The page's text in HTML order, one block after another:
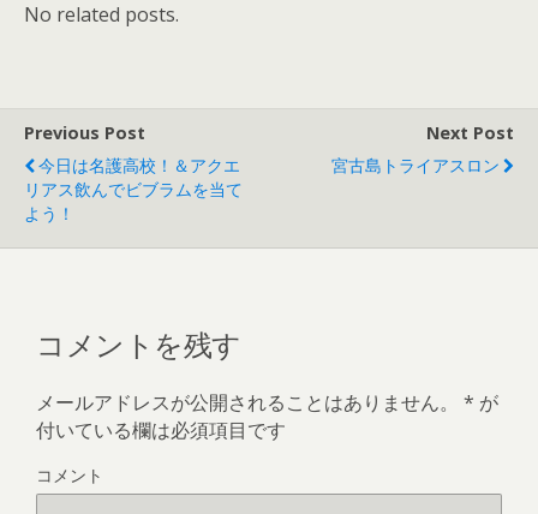
No related posts.
Previous Post
今日は名護高校！＆アクエ
リアス飲んでビブラムを当て
よう！
Next Post
宮古島トライアスロン
コメントを残す
メールアドレスが公開されることはありません。 * が
付いている欄は必須項目です
コメント